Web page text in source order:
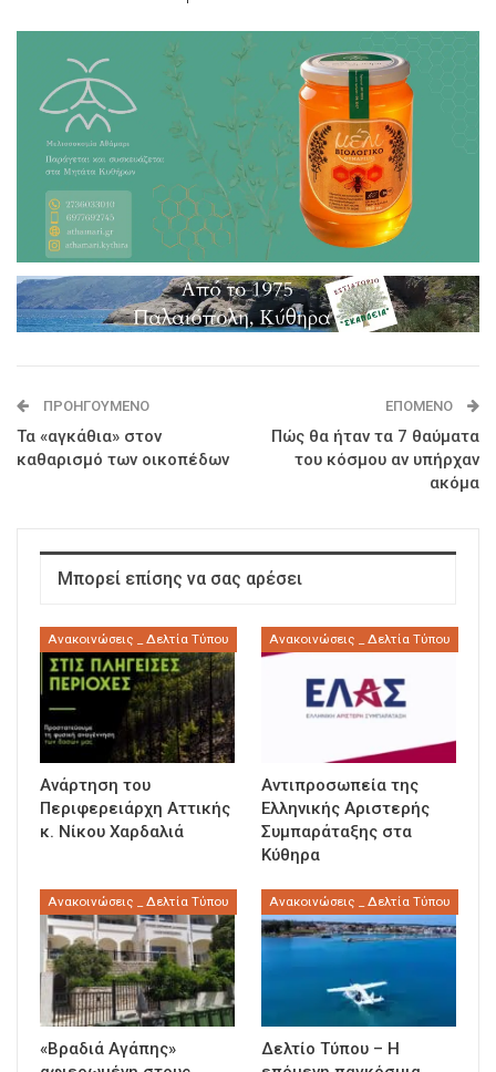
ΠΡΟΗΓΟΎΜΕΝΟ
Τα «αγκάθια» στον
καθαρισμό των οικοπέδων
ΕΠΌΜΕΝΟ
Πώς θα ήταν τα 7 θαύματα
του κόσμου αν υπήρχαν
ακόμα
Μπορεί επίσης να σας αρέσει
Ανακοινώσεις _ Δελτία Τύπου
Ανάρτηση του
Περιφερειάρχη Αττικής
κ. Νίκου Χαρδαλιά
Ανακοινώσεις _ Δελτία Τύπου
Αντιπροσωπεία της
Ελληνικής Αριστερής
Συμπαράταξης στα
Κύθηρα
Ανακοινώσεις _ Δελτία Τύπου
«Βραδιά Αγάπης»
Ανακοινώσεις _ Δελτία Τύπου
Δελτίο Τύπου – Η